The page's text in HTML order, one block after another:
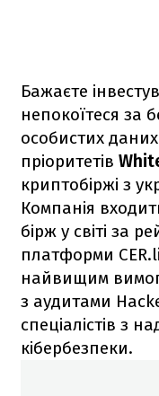
Бажаєте
непокоїтеся за
особистих
пріоритетів
криптобіржі з
Компанія
бірж у світі за
платформи
найвищим
з аудитами
спеціалістів з
кібербезпеки.